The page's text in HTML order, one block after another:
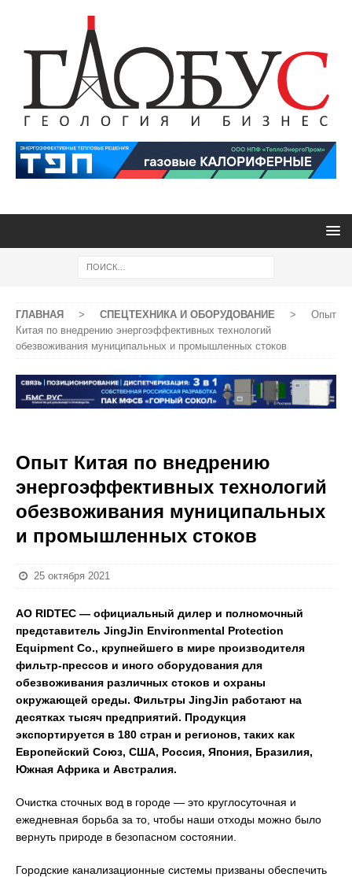
ГЛАВНАЯ > СПЕЦТЕХНИКА И ОБОРУДОВАНИЕ >
Опыт
Китая по внедрению энергоэффективных технологий
обезвоживания муниципальных и промышленных стоков
Опыт Китая по внедрению
энергоэффективных технологий
обезвоживания муниципальных
и промышленных стоков
25 октября 2021
АО RIDTEC — официальный дилер и полномочный
представитель JingJin Environmental Protection
Equipment Co., крупнейшего в мире производителя
фильтр-прессов и иного оборудования для
обезвоживания различных стоков и охраны
окружающей среды. Фильтры JingJin работают на
десятках тысяч предприятий. Продукция
экспортируется в 180 стран и регионов, таких как
Европейский Союз, США, Россия, Япония, Бразилия,
Южная Африка и Австралия.
Очистка сточных вод в городе — это круглосуточная и
ежедневная борьба за то, чтобы наши отходы можно было
вернуть природе в безопасном состоянии.
Городские канализационные системы призваны обеспечить